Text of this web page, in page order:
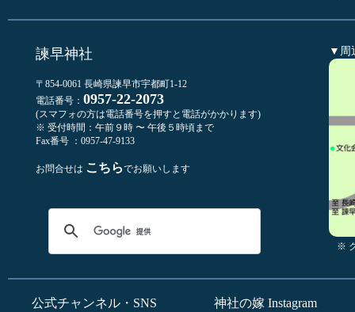
諫早神社
〒854-0061 長崎県諫早市宇都町1-12
電話番号： 0957-22-2073
(スマフォの方は電話番号を押すと電話がかかります)
※ 受付時間：午前９時 〜 午後５時頃まで
Fax番号 ：0957-47-9133
お問合せは こちらでお願いします
▼周
※
公式チャンネル・SNS 神社の嫁 Instagram